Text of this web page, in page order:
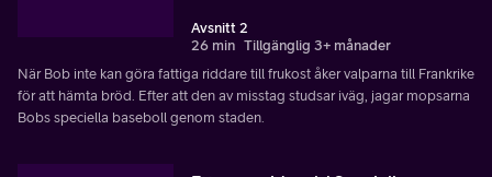
Avsnitt 2
26 min Tillgänglig 3+ månader
När Bob inte kan göra fattiga riddare till frukost åker valparna till Frankrike
för att hämta bröd. Efter att den av misstag studsar iväg, jagar mopsarna
Bobs speciella baseboll genom staden.